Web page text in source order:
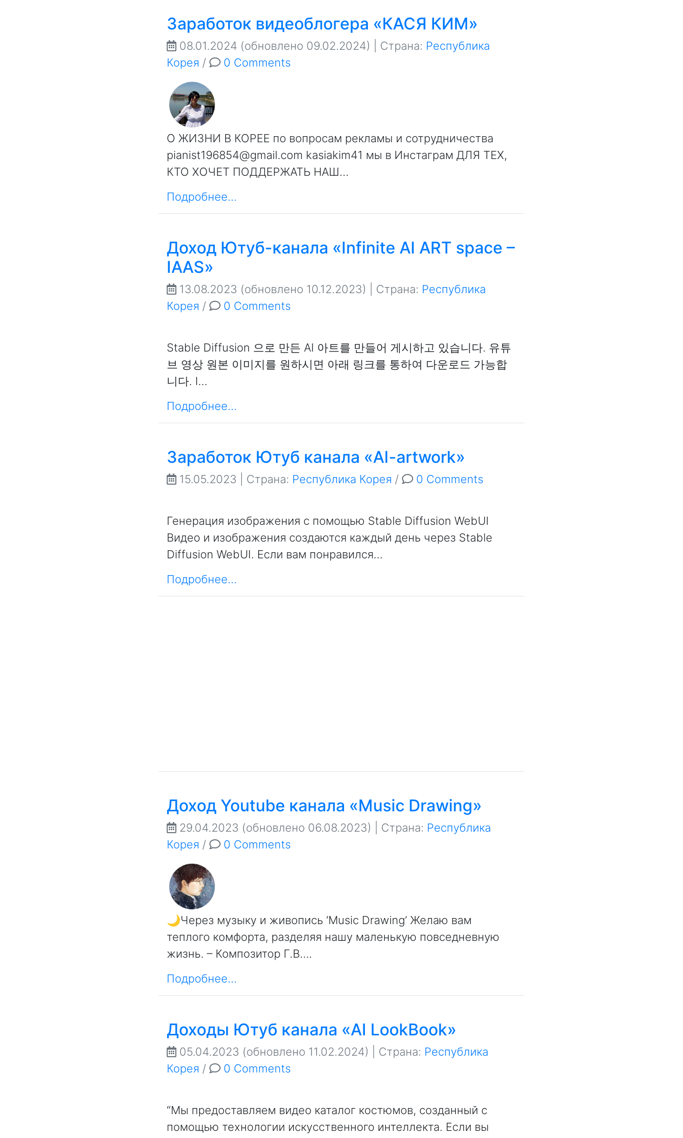
Заработок видеоблогера «КАСЯ КИМ»
08.01.2024 (обновлено 09.02.2024) | Страна: Республика
Корея / 0 Comments
О ЖИЗНИ В КОРЕЕ по вопросам рекламы и сотрудничества
pianist196854@gmail.com kasiakim41 мы в Инстаграм ДЛЯ ТЕХ,
КТО ХОЧЕТ ПОДДЕРЖАТЬ НАШ…
Подробнее...
Доход Ютуб-канала «Infinite AI ART space –
IAAS»
13.08.2023 (обновлено 10.12.2023) | Страна: Республика
Корея / 0 Comments
Stable Diffusion 으로 만든 AI 아트를 만들어 게시하고 있습니다. 유튜
브 영상 원본 이미지를 원하시면 아래 링크를 통하여 다운로드 가능합
니다. I…
Подробнее...
Заработок Ютуб канала «AI-artwork»
15.05.2023 | Страна: Республика Корея / 0 Comments
Генерация изображения с помощью Stable Diffusion WebUI
Видео и изображения создаются каждый день через Stable
Diffusion WebUI. Если вам понравился…
Подробнее...
Доход Youtube канала «Music Drawing»
29.04.2023 (обновлено 06.08.2023) | Страна: Республика
Корея / 0 Comments
🌙Через музыку и живопись ‘Music Drawing’ Желаю вам
теплого комфорта, разделяя нашу маленькую повседневную
жизнь. – Композитор Г.В….
Подробнее...
Доходы Ютуб канала «AI LookBook»
05.04.2023 (обновлено 11.02.2024) | Страна: Республика
Корея / 0 Comments
“Мы предоставляем видео каталог костюмов, созданный с
помощью технологии искусственного интеллекта. Если вы